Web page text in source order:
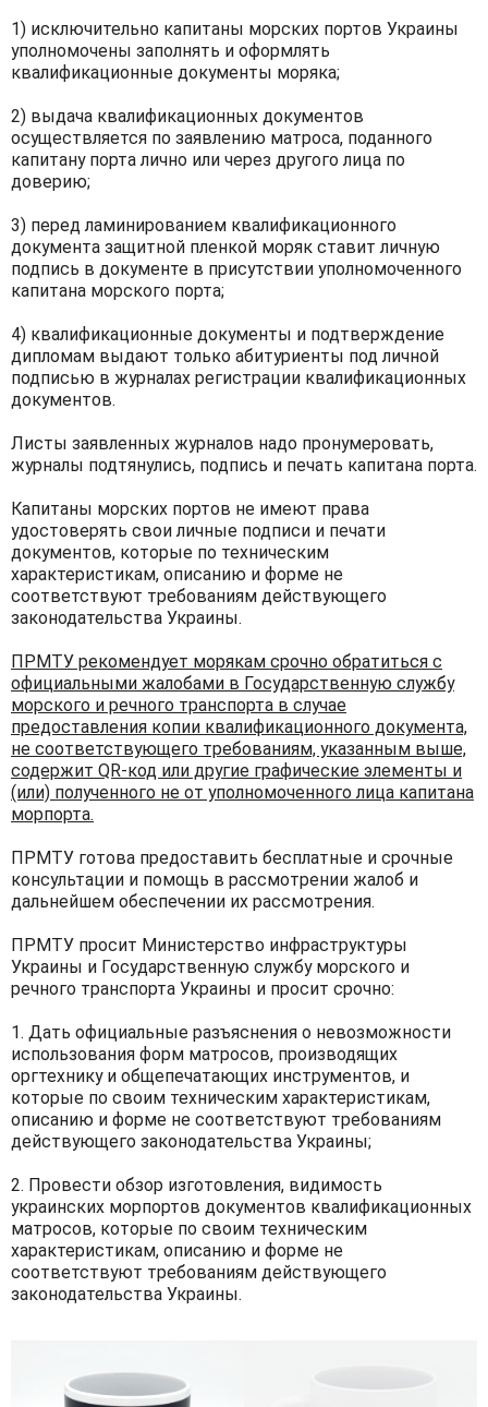
1) исключительно капитаны морских портов Украины
уполномочены заполнять и оформлять
квалификационные документы моряка;
2) выдача квалификационных документов
осуществляется по заявлению матроса, поданного
капитану порта лично или через другого лица по
доверию;
3) перед ламинированием квалификационного
документа защитной пленкой моряк ставит личную
подпись в документе в присутствии уполномоченного
капитана морского порта;
4) квалификационные документы и подтверждение
дипломам выдают только абитуриенты под личной
подписью в журналах регистрации квалификационных
документов.
Листы заявленных журналов надо пронумеровать,
журналы подтянулись, подпись и печать капитана порта.
Капитаны морских портов не имеют права
удостоверять свои личные подписи и печати
документов, которые по техническим
характеристикам, описанию и форме не
соответствуют требованиям действующего
законодательства Украины.
ПРМТУ рекомендует морякам срочно обратиться с
официальными жалобами в Государственную службу
морского и речного транспорта в случае
предоставления копии квалификационного документа,
не соответствующего требованиям, указанным выше,
содержит QR-код или другие графические элементы и
(или) полученного не от уполномоченного лица капитана
морпорта.
ПРМТУ готова предоставить бесплатные и срочные
консультации и помощь в рассмотрении жалоб и
дальнейшем обеспечении их рассмотрения.
ПРМТУ просит Министерство инфраструктуры
Украины и Государственную службу морского и
речного транспорта Украины и просит срочно:
1. Дать официальные разъяснения о невозможности
использования форм матросов, производящих
оргтехнику и общепечатающих инструментов, и
которые по своим техническим характеристикам,
описанию и форме не соответствуют требованиям
действующего законодательства Украины;
2. Провести обзор изготовления, видимость
украинских морпортов документов квалификационных
матросов, которые по своим техническим
характеристикам, описанию и форме не
соответствуют требованиям действующего
законодательства Украины.